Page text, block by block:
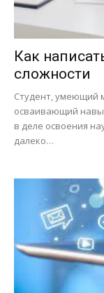
Как
сложности
Студент, умеющий
осваивающий
в деле освоения
далеко…